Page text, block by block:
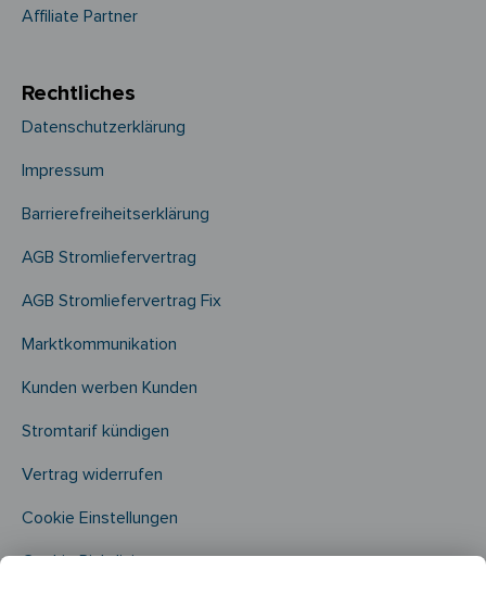
Affiliate Partner
Rechtliches
Datenschutzerklärung
Impressum
Barrierefreiheitserklärung
AGB Stromliefervertrag
AGB Stromliefervertrag Fix
Marktkommunikation
Kunden werben Kunden
Stromtarif kündigen
Vertrag widerrufen
Cookie Einstellungen
Cookie Richtlinie​